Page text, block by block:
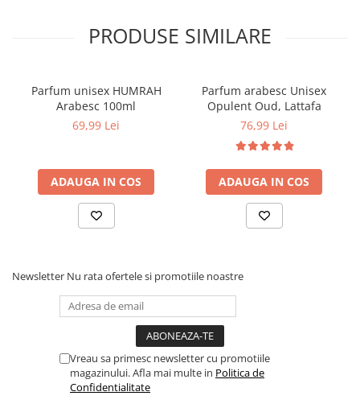
PRODUSE SIMILARE
Parfum unisex HUMRAH
Arabesc 100ml
69,99 Lei
ADAUGA IN COS
Parfum arabesc Unisex
Opulent Oud, Lattafa
76,99 Lei
ADAUGA IN COS
Newsletter Nu rata ofertele si promotiile noastre
Vreau sa primesc newsletter cu promotiile
magazinului. Afla mai multe in Politica de
Confidentialitate